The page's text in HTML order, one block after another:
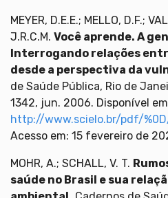
MEYER, D.E.E.; MELLO, D.F.;
J.R.C.M. Você aprende. A
Interrogando relações
desde a perspectiva da
de Saúde Pública, Rio de
1342, jun. 2006. Disponível
http://www.scielo.br/pdf/
Acesso em: 15 fevereiro de
MOHR, A.; SCHALL, V. T.
saúde no Brasil e sua